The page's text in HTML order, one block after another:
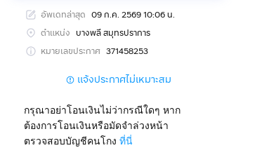
อัพเดทล่าสุด 09 ก.ค. 2569 10:06 น.
ตำแหน่ง บางพลี สมุทรปราการ
หมายเลขประกาศ 371458253
แจ้งประกาศไม่เหมาะสม
กรุณาอย่าโอนเงินไม่ว่ากรณีใดๆ หาก
ต้องการโอนเงินหรือมัดจำล่วงหน้า
ตรวจสอบบัญชีคนโกง ที่นี่